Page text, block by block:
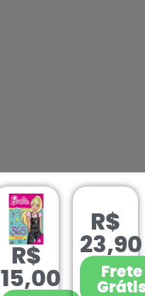
R$
15,00
R$
23,90
Frete